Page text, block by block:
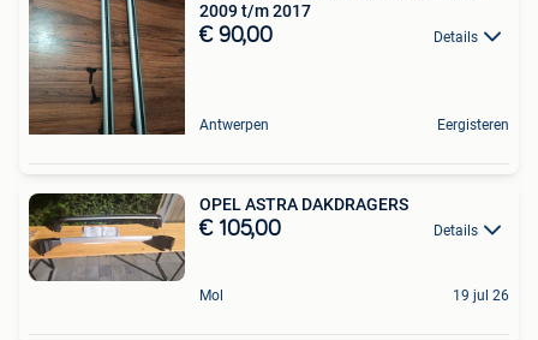
2009 t/m 2017
€ 90,00 Details
Antwerpen Eergisteren
OPEL ASTRA DAKDRAGERS
€ 105,00 Details
Mol 19 jul 26